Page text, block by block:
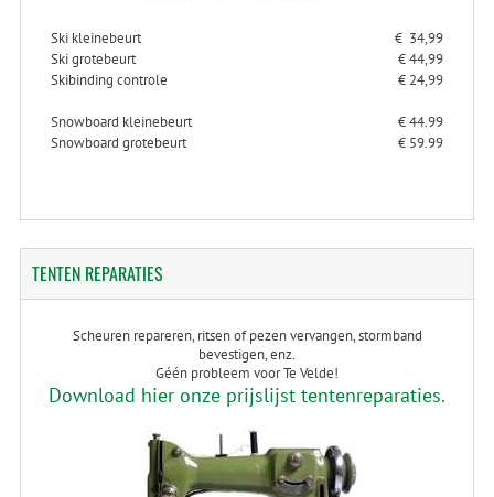
Ski kleinebeurt
€ 34,99
Ski grotebeurt
€ 44,99
Skibinding controle
€ 24,99
Snowboard kleinebeurt
€ 44.99
Snowboard grotebeurt
€ 59.99
TENTENREPARATIES
Scheuren repareren, ritsen of pezen vervangen, stormband
bevestigen, enz.
Géén probleem voor Te Velde!
Download hier onze prijslijst tentenreparaties.